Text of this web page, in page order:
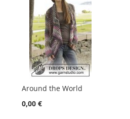
Around the World
0,00 €